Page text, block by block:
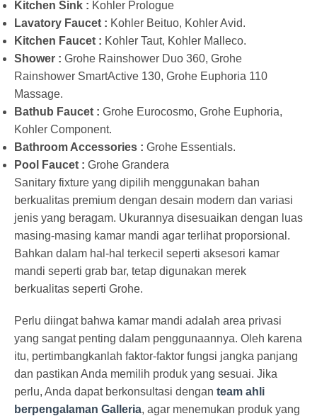
Kitchen Sink : Kohler Prologue
Lavatory Faucet : Kohler Beituo, Kohler Avid.
Kitchen Faucet : Kohler Taut, Kohler Malleco.
Shower : Grohe Rainshower Duo 360, Grohe
Rainshower SmartActive 130, Grohe Euphoria 110
Massage.
Bathub Faucet : Grohe Eurocosmo, Grohe Euphoria,
Kohler Component.
Bathroom Accessories : Grohe Essentials.
Pool Faucet : Grohe Grandera
Sanitary fixture yang dipilih menggunakan bahan
berkualitas premium dengan desain modern dan variasi
jenis yang beragam. Ukurannya disesuaikan dengan luas
masing-masing kamar mandi agar terlihat proporsional.
Bahkan dalam hal-hal terkecil seperti aksesori kamar
mandi seperti grab bar, tetap digunakan merek
berkualitas seperti Grohe.
Perlu diingat bahwa kamar mandi adalah area privasi
yang sangat penting dalam penggunaannya. Oleh karena
itu, pertimbangkanlah faktor-faktor fungsi jangka panjang
dan pastikan Anda memilih produk yang sesuai. Jika
perlu, Anda dapat berkonsultasi dengan team ahli
berpengalaman Galleria, agar menemukan produk yang